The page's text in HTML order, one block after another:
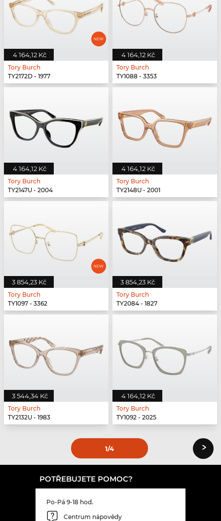
4 164,12 Kč
Tory Burch
TY2172D - 1977
4 164,12 Kč
Tory Burch
TY1088 - 3353
4 164,12 Kč
Tory Burch
TY2147U - 2004
4 164,12 Kč
Tory Burch
TY2148U - 2001
3 854,23 Kč
Tory Burch
TY1097 - 3362
3 854,23 Kč
Tory Burch
TY2084 - 1827
3 544,34 Kč
Tory Burch
TY2132U - 1983
4 164,12 Kč
Tory Burch
TY1092 - 2025
1/4 ›
POTŘEBUJETE POMOC?
Po-Pá 9-18 hod.
Centrum nápovědy